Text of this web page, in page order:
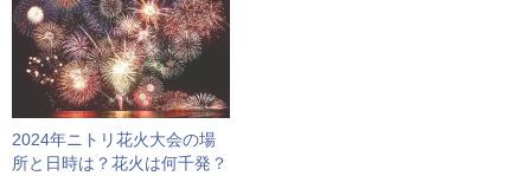
2024年ニトリ花火大会の場
所と日時は？花火は何千発？